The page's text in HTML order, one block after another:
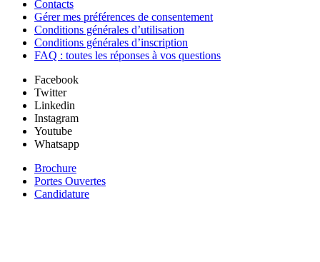
Contacts
Gérer mes préférences de consentement
Conditions générales d’utilisation
Conditions générales d’inscription
FAQ : toutes les réponses à vos questions
Facebook
Twitter
Linkedin
Instagram
Youtube
Whatsapp
Brochure
Portes Ouvertes
Candidature